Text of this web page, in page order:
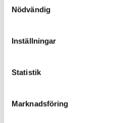
Nödvändig
Inställningar
Statistik
Marknadsföring
79
Vattentätt